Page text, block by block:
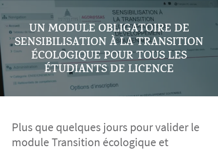
UN MODULE OBLIGATOIRE DE
SENSIBILISATION À LA TRANSITION
ÉCOLOGIQUE POUR TOUS LES
ÉTUDIANTS DE LICENCE
Plus que quelques jours pour valider le
module Transition écologique et